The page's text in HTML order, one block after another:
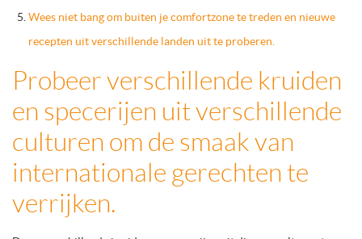
Wees niet bang om buiten je comfortzone te treden en nieuwe
recepten uit verschillende landen uit te proberen.
Probeer verschillende kruiden
en specerijen uit verschillende
culturen om de smaak van
internationale gerechten te
verrijken.